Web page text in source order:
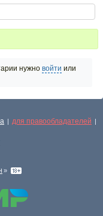
нужно войти или
| для правообладателей |
»